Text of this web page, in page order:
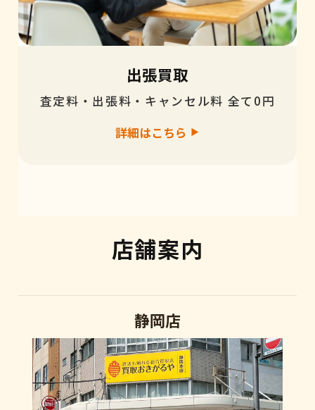
出張買取
査定料・出張料・キャンセル料 全て0円
詳細はこちら
店舗案内
静岡店